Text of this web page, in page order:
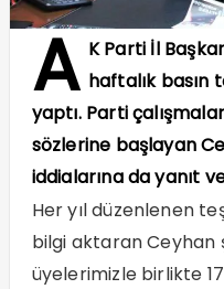
A K Parti İl
haftalık basın
yaptı. Parti
sözlerine başlayan
iddialarına da yanıt
Her yıl düzenlenen
bilgi aktaran Ceyhan
üyelerimizle birlikte